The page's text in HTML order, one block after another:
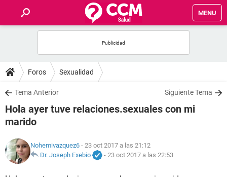
MENU
FOROS
SALUD
FAMILIA
NUTRICIÓN
Foros Sexualidad
Tema Anterior Siguiente Tema
Hola ayer tuve relaciones.sexuales con mi
marido
Nohemivazquez6 - 23 oct 2017 a las 21:12
Dr. Joseph Exebio
- 23 oct 2017 a las 22:53